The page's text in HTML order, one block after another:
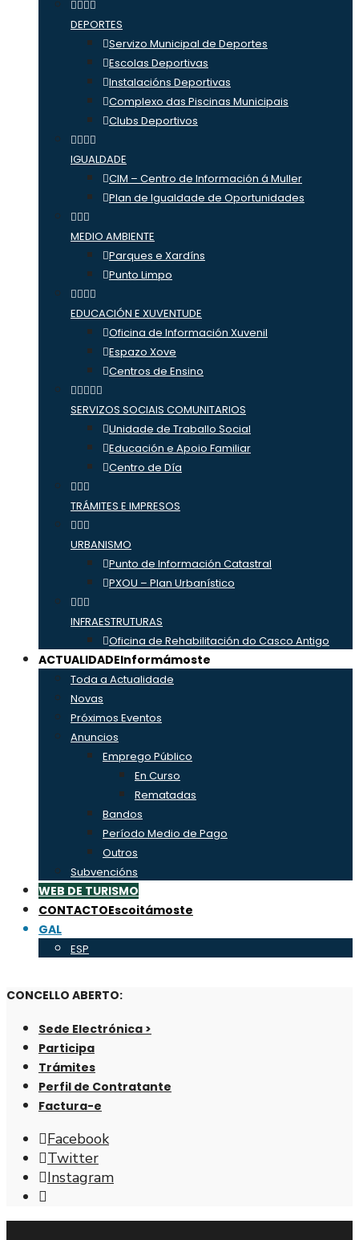
DEPORTES
Servizo Municipal de Deportes
Escolas Deportivas
Instalacións Deportivas
Complexo das Piscinas Municipais
Clubs Deportivos
IGUALDADE
CIM – Centro de Información á Muller
Plan de Igualdade de Oportunidades
MEDIO AMBIENTE
Parques e Xardíns
Punto Limpo
EDUCACIÓN E XUVENTUDE
Oficina de Información Xuvenil
Espazo Xove
Centros de Ensino
SERVIZOS SOCIAIS COMUNITARIOS
Unidade de Traballo Social
Educación e Apoio Familiar
Centro de Día
TRÁMITES E IMPRESOS
URBANISMO
Punto de Información Catastral
PXOU – Plan Urbanístico
INFRAESTRUTURAS
Oficina de Rehabilitación do Casco Antigo
ACTUALIDADEInformámoste
Toda a Actualidade
Novas
Próximos Eventos
Anuncios
Emprego Público
En Curso
Rematadas
Bandos
Período Medio de Pago
Outros
Subvencións
WEB DE TURISMO
CONTACTOEscoitámoste
GAL
ESP
CONCELLO ABERTO:
Sede Electrónica >
Participa
Trámites
Perfil de Contratante
Factura-e
Facebook
Twitter
Instagram